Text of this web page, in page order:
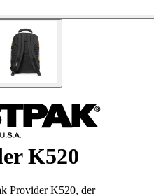
K520
Provider K520, der